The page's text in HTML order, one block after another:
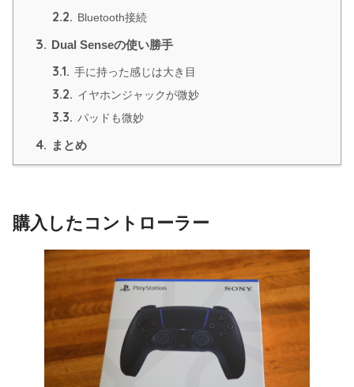
2.2. Bluetooth接続
3. Dual Senseの使い勝手
3.1. 手に持った感じは大き目
3.2. イヤホンジャックが微妙
3.3. パッドも微妙
4. まとめ
購入したコントローラー